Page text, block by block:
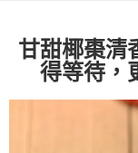
成交易。
3.實際核准額度、可分
4.訂單成立30分鐘內，
1.分期款項不併入電信
AFTEE先享後付是「在
便利好安心！
１．簡單：不需註冊
３．安心：先確認商品
【「AFTEE先享後付」
ATM付款
每筆NT$70，滿
甘甜椰棗清
得等待，